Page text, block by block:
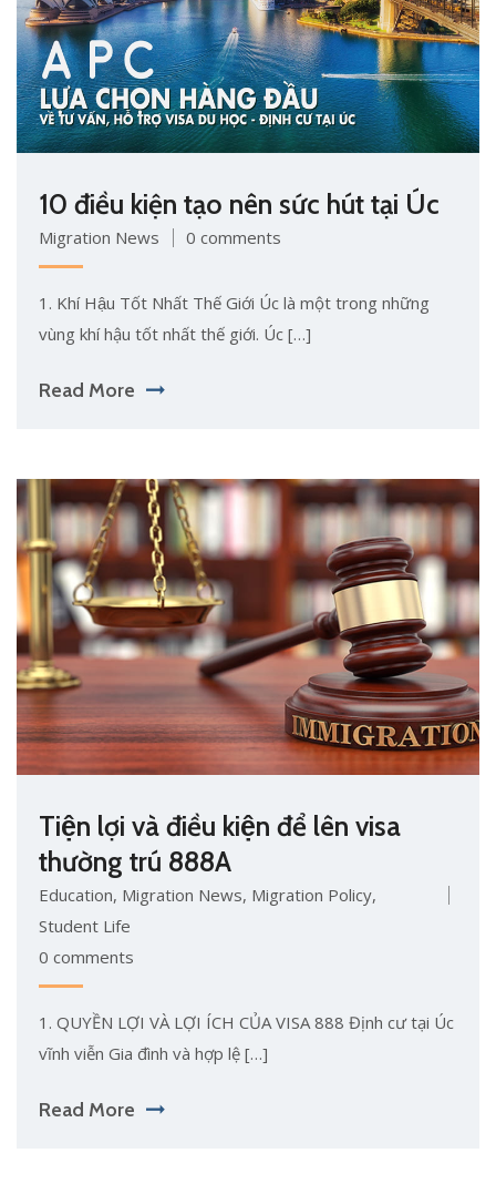
10 điều kiện tạo nên sức hút tại Úc
Migration News 0 comments
1. Khí Hậu Tốt Nhất Thế Giới Úc là một trong những
vùng khí hậu tốt nhất thế giới. Úc […]
Read More
Tiện lợi và điều kiện để lên visa
thường trú 888A
Education, Migration News, Migration Policy,
Student Life
0 comments
1. QUYỀN LỢI VÀ LỢI ÍCH CỦA VISA 888 Định cư tại Úc
vĩnh viễn Gia đình và hợp lệ […]
Read More